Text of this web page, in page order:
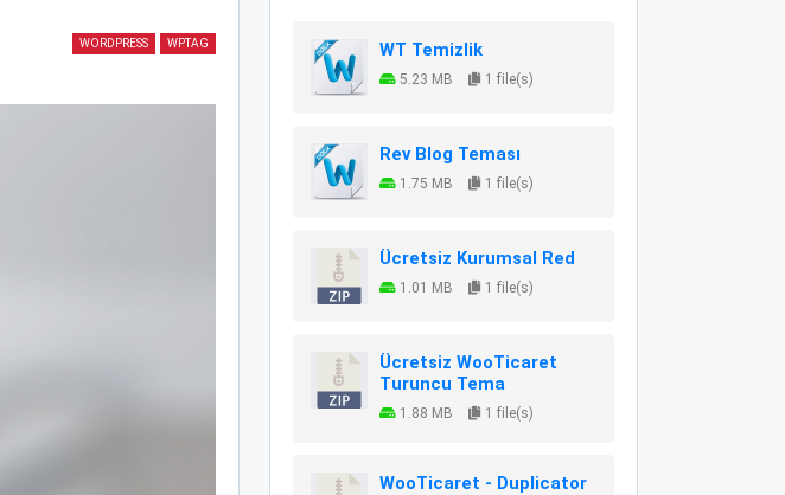
WORDPRESS WPTAG WT Temizlik
5.23 MB 1 file(s)
Rev Blog Teması
1.75 MB 1 file(s)
Ücretsiz Kurumsal Red
1.01 MB 1 file(s)
Ücretsiz WooTicaret
Turuncu Tema
1.88 MB 1 file(s)
WooTicaret - Duplicator